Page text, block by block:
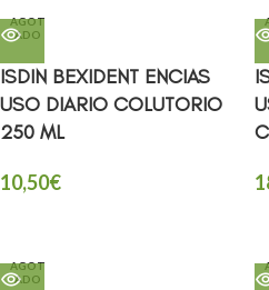
AGOT
ADO
ISDIN BEXIDENT ENCIAS
USO DIARIO COLUTORIO
250 ML
10,50€
AGOT
ADO